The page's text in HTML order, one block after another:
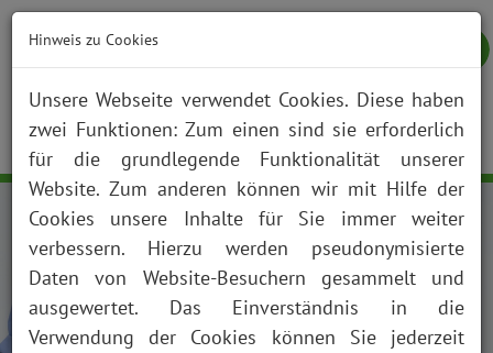
NOTFALL KONTAKT ANFAHRT JOBS SUCHE
Hinweis zu Cookies
Unsere Webseite verwendet Cookies. Diese haben
zwei Funktionen: Zum einen sind sie erforderlich
für die grundlegende Funktionalität unserer
Website. Zum anderen können wir mit Hilfe der
Cookies unsere Inhalte für Sie immer weiter
verbessern. Hierzu werden pseudonymisierte
Daten von Website-Besuchern gesammelt und
ausgewertet. Das Einverständnis in die
Verwendung der Cookies können Sie jederzeit